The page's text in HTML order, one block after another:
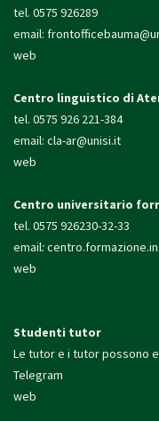
tel. 0575 926289
email:
web
Centro linguistico di
tel. 0575 926 221-384
email: cla-ar@unisi.it
web
Centro universitario
tel. 0575 926230-32-33
email:centro.formazione.
web
Studenti tutor
Le tutor e i tutor possono
Telegram
web